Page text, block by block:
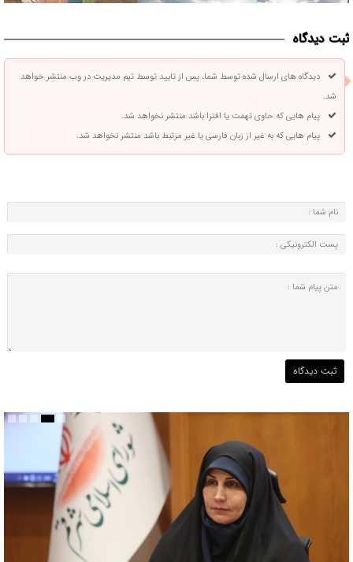
ثبت دیدگاه
دیدگاه های ارسال شده توسط شما، پس از تایید توسط تیم مدیریت در وب منتشر خواهد
شد.
پیام هایی که حاوی تهمت یا افترا باشد منتشر نخواهد شد.
پیام هایی که به غیر از زبان فارسی یا غیر مرتبط باشد منتشر نخواهد شد.